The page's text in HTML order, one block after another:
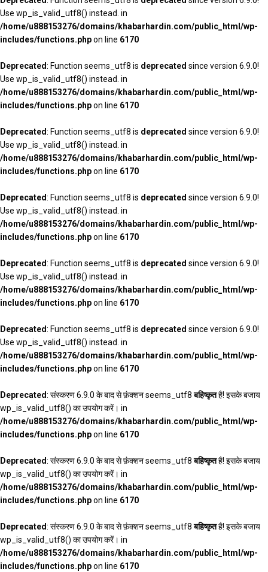
Use wp_is_valid_utf8() instead. in
/home/u888153276/domains/khabarhardin.com/public_html/wp-
includes/functions.phpon line 6170
Deprecated: Function seems_utf8 is deprecated since version 6.9.0!
Use wp_is_valid_utf8() instead. in
/home/u888153276/domains/khabarhardin.com/public_html/wp-
includes/functions.phpon line 6170
Deprecated: Function seems_utf8 is deprecated since version 6.9.0!
Use wp_is_valid_utf8() instead. in
/home/u888153276/domains/khabarhardin.com/public_html/wp-
includes/functions.phpon line 6170
Deprecated: Function seems_utf8 is deprecated since version 6.9.0!
Use wp_is_valid_utf8() instead. in
/home/u888153276/domains/khabarhardin.com/public_html/wp-
includes/functions.phpon line 6170
Deprecated: Function seems_utf8 is deprecated since version 6.9.0!
Use wp_is_valid_utf8() instead. in
/home/u888153276/domains/khabarhardin.com/public_html/wp-
includes/functions.phpon line 6170
Deprecated: Function seems_utf8 is deprecated since version 6.9.0!
Use wp_is_valid_utf8() instead. in
/home/u888153276/domains/khabarhardin.com/public_html/wp-
includes/functions.phpon line 6170
Deprecated: संस्करण 6.9.0 के बाद से फ़ंक्शन seems_utf8बहिष्कृतहै! इसके बजाय
wp_is_valid_utf8() का उपयोग करें। in
/home/u888153276/domains/khabarhardin.com/public_html/wp-
includes/functions.phpon line 6170
Deprecated: संस्करण 6.9.0 के बाद से फ़ंक्शन seems_utf8बहिष्कृतहै! इसके बजाय
wp_is_valid_utf8() का उपयोग करें। in
/home/u888153276/domains/khabarhardin.com/public_html/wp-
includes/functions.phpon line 6170
Deprecated: संस्करण 6.9.0 के बाद से फ़ंक्शन seems_utf8बहिष्कृतहै! इसके बजाय
wp_is_valid_utf8() का उपयोग करें। in
/home/u888153276/domains/khabarhardin.com/public_html/wp-
includes/functions.phpon line 6170